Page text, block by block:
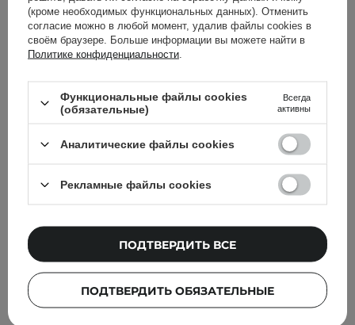
Другие клиенты также
проверили
АКЦИЯ
(кроме необходимых функциональных данных). Отменить
согласие можно в любой момент, удалив файлы cookies в
своём браузере. Больше информации вы можете найти в
Политике конфиденциальности
Функциональные файлы cookies
(обязательные)
Всегда
активны
Аналитические файлы cookies
Рекламные файлы cookies
ПОДТВЕРДИТЬ ОБЯЗАТЕЛЬНЫЕ
ПОДТВЕРДИТЬ ВСЕ